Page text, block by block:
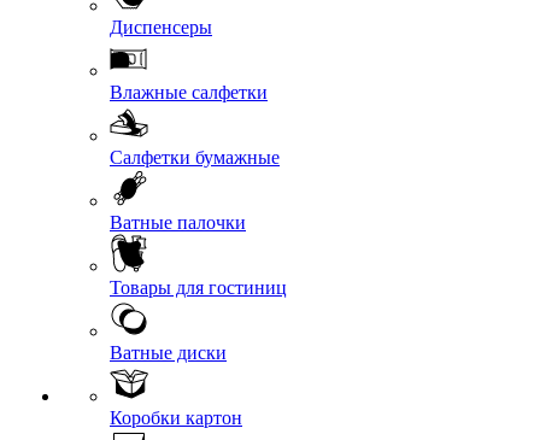
Диспенсеры
Влажные салфетки
Салфетки бумажные
Ватные палочки
Товары для гостиниц
Ватные диски
Коробки картон